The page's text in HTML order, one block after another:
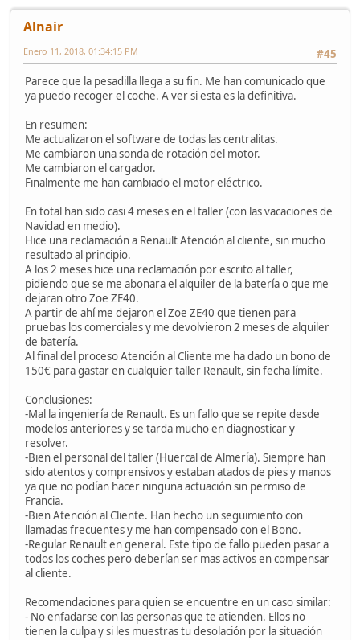
Alnair
#45
Enero 11, 2018, 01:34:15 PM
Parece que la pesadilla llega a su fin. Me han comunicado que
ya puedo recoger el coche. A ver si esta es la definitiva.
En resumen:
Me actualizaron el software de todas las centralitas.
Me cambiaron una sonda de rotación del motor.
Me cambiaron el cargador.
Finalmente me han cambiado el motor eléctrico.
En total han sido casi 4 meses en el taller (con las vacaciones de
Navidad en medio).
Hice una reclamación a Renault Atención al cliente, sin mucho
resultado al principio.
A los 2 meses hice una reclamación por escrito al taller,
pidiendo que se me abonara el alquiler de la batería o que me
dejaran otro Zoe ZE40.
A partir de ahí me dejaron el Zoe ZE40 que tienen para
pruebas los comerciales y me devolvieron 2 meses de alquiler
de batería.
Al final del proceso Atención al Cliente me ha dado un bono de
150€ para gastar en cualquier taller Renault, sin fecha límite.
Conclusiones:
-Mal la ingeniería de Renault. Es un fallo que se repite desde
modelos anteriores y se tarda mucho en diagnosticar y
resolver.
-Bien el personal del taller (Huercal de Almería). Siempre han
sido atentos y comprensivos y estaban atados de pies y manos
ya que no podían hacer ninguna actuación sin permiso de
Francia.
-Bien Atención al Cliente. Han hecho un seguimiento con
llamadas frecuentes y me han compensado con el Bono.
-Regular Renault en general. Este tipo de fallo pueden pasar a
todos los coches pero deberían ser mas activos en compensar
al cliente.
Recomendaciones para quien se encuentre en un caso similar:
- No enfadarse con las personas que te atienden. Ellos no
tienen la culpa y si les muestras tu desolación por la situación